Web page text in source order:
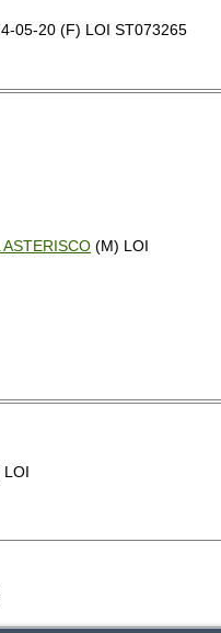
05-20 (F) LOI ST073265
ASTERISCO (M) LOI
LOI